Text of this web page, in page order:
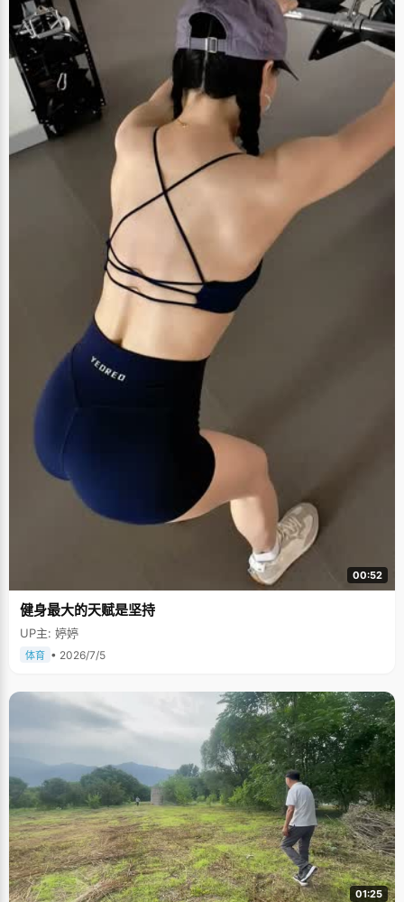
00:52
健身最大的天赋是坚持
UP主: 婷婷
体育 • 2026/7/5
01:25